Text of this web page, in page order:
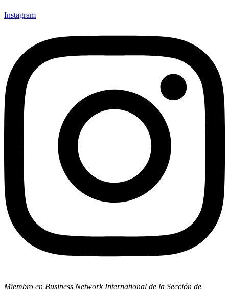
Instagram
Miembro en Business Network International de la Sección de